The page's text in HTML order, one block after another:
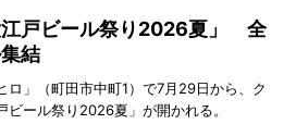
江戸ビール祭り2026夏」 全
結
ロ」（町田市中町1）で7月29日から、ク
ール祭り2026夏」が開かれる。